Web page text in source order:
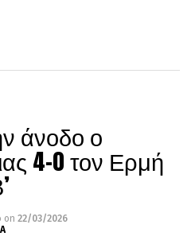
άνοδο ο
4-0 τον Ερμή
on 22/03/2026